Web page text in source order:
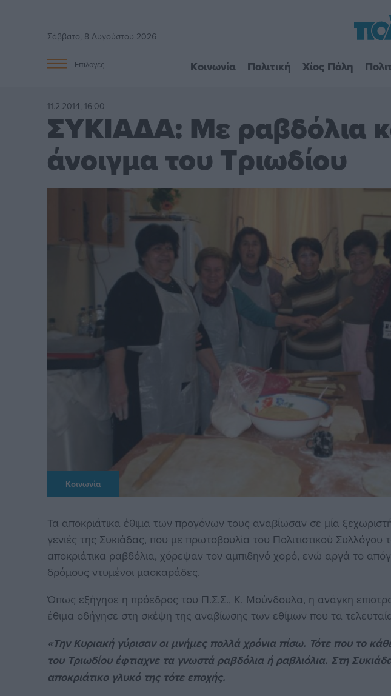
Σάββατο, 8 Αυγούστου 2026
Επιλογές Κοινωνία Πολιτική Χίος Πόλη
11.2.2014, 16:00
ΣΥΚΙΑΔΑ: Με ραβδόλια
άνοιγμα του Τριωδίου
Κοινωνία
Τα αποκριάτικα έθιμα των προγόνων τους αναβίωσαν σε μία
γενιές της Συκιάδας, που με πρωτοβουλία του Πολιτιστικού Συλλόγου
αποκριάτικα ραβδόλια, χόρεψαν τον αμπιδηνό χορό, ενώ αργά το
δρόμους ντυμένοι μασκαράδες.
Όπως εξήγησε η πρόεδρος του Π.Σ.Σ., Κ. Μούνδουλα, η ανάγκη
έθιμα οδήγησε στη σκέψη της αναβίωσης των εθίμων που τα
«Την Κυριακή γύρισαν οι μνήμες πολλά χρόνια πίσω. Τότε που το
του Τριωδίου έφτιαχνε τα γνωστά ραβδόλια ή ραβλιόλια. Στη
αποκριάτικο γλυκό της τότε εποχής.